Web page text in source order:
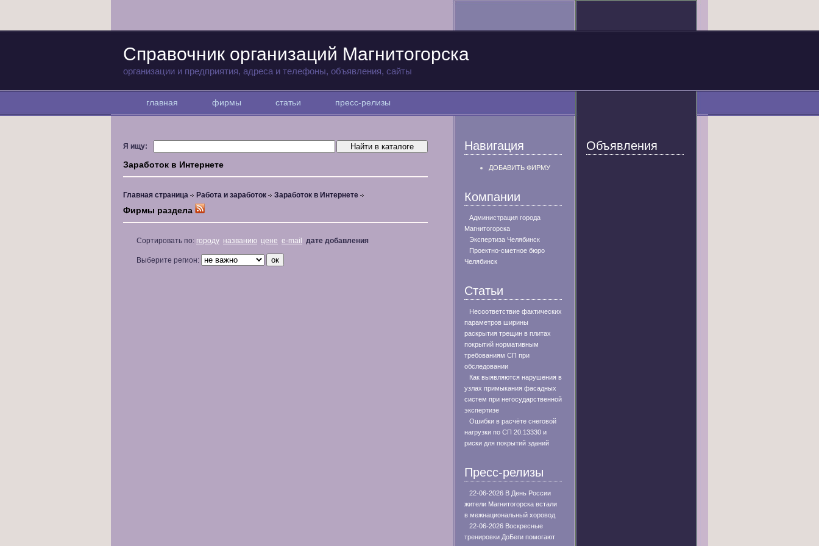
Справочник организаций Магнитогорска
организации и предприятия, адреса и телефоны, объявления, сайты
главная фирмы статьи пресс-релизы
Я ищу:
Заработок в Интернете
Главная страница Работа и заработок Заработок в Интернете
Фирмы раздела
Сортировать по: городу названию цене e-mail дате добавления
Выберите регион:
Навигация
ДОБАВИТЬ ФИРМУ
Компании
Администрация города
Магнитогорска
Экспертиза Челябинск
Проектно-сметное бюро
Челябинск
Статьи
Несоответствие фактических
параметров ширины
раскрытия трещин в плитах
покрытий нормативным
требованиям СП при
обследовании
Как выявляются нарушения в
узлах примыкания фасадных
систем при негосударственной
экспертизе
Ошибки в расчёте снеговой
нагрузки по СП 20.13330 и
риски для покрытий зданий
Пресс-релизы
22-06-2026 В День России
жители Магнитогорска встали
в межнациональный хоровод
22-06-2026 Воскресные
тренировки ДоБеги помогают
Объявления